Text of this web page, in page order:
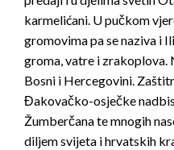
karmelićani. U pučkom
gromovima pa se naziva i
groma, vatre i zrakoplova.
Bosni i Hercegovini.
Đakovačko-osječke
Žumberčana te mnogih
diljem svijeta i hrvatskih